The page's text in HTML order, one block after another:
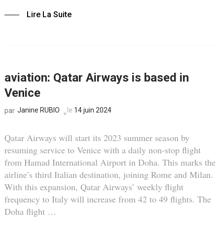
Lire La Suite
aviation: Qatar Airways is based in
Venice
par Janine RUBIO le 14 juin 2024
Qatar Airways will start its 2023 summer season by
resuming service to Venice with a daily non-stop flight
from Hamad International Airport in Doha. This marks the
airline’s third Italian destination, joining Rome and Milan.
With this expansion, Qatar Airways’ weekly flight
frequency to Italy will increase from 42 to 49 flights. The
Doha flight …